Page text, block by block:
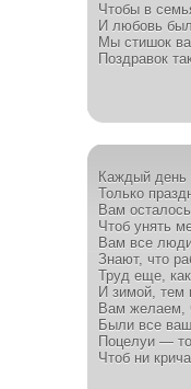
Чтобы в
И любовь
Мы стишок
Поздравок
Каждый день
Только
Вам
Чтоб унять
Вам все
Знают, что
Труд еще,
И зимой, тем
Вам желаем,
Были все
Поцелуи —
Чтоб ни